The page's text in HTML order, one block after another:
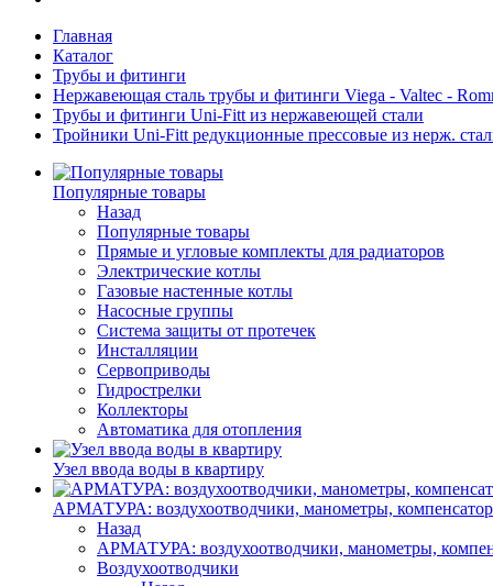
Главная
Каталог
Трубы и фитинги
Нержавеющая сталь трубы и фитинги Viega - Valtec -
Трубы и фитинги Uni-Fitt из нержавеющей стали
Тройники Uni-Fitt редукционные прессовые из нерж.
Популярные товары
Назад
Популярные товары
Прямые и угловые комплекты для радиаторов
Электрические котлы
Газовые настенные котлы
Насосные группы
Система защиты от протечек
Инсталляции
Сервоприводы
Гидрострелки
Коллекторы
Автоматика для отопления
Узел ввода воды в квартиру
АРМАТУРА: воздухоотводчики, манометры,
Назад
АРМАТУРА: воздухоотводчики, манометры,
Воздухоотводчики